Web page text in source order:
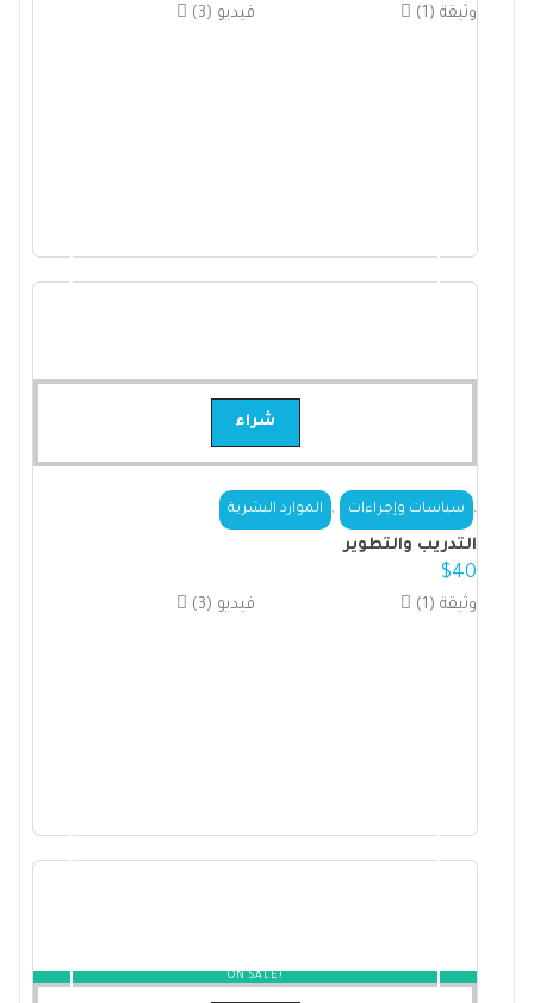
(3) فيديو (1) وثيقة
شراء
الموارد البشرية سياسات وإجراءات
التدريب والتطوير
$40
(3) فيديو (1) وثيقة
ON SALE!